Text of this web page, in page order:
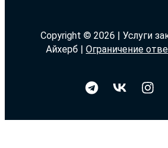
Copyright © 2026 | Услуги
Айхерб | Ограничение